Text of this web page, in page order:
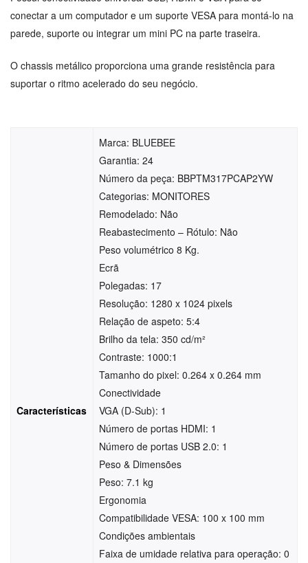
conectar a um computador e um suporte VESA para montá-lo na
parede, suporte ou integrar um mini PC na parte traseira.
O chassis metálico proporciona uma grande resistência para
suportar o ritmo acelerado do seu negócio.
Características
Marca: BLUEBEE
Garantia: 24
Número da peça: BBPTM317PCAP2YW
Categorias: MONITORES
Remodelado: Não
Reabastecimento – Rótulo: Não
Peso volumétrico 8 Kg.
Ecrã
Polegadas: 17
Resolução: 1280 x 1024 pixels
Relação de aspeto: 5:4
Brilho da tela: 350 cd/m²
Contraste: 1000:1
Tamanho do pixel: 0.264 x 0.264 mm
Conectividade
VGA (D-Sub): 1
Número de portas HDMI: 1
Número de portas USB 2.0: 1
Peso & Dimensões
Peso: 7.1 kg
Ergonomia
Compatibilidade VESA: 100 x 100 mm
Condições ambientais
Faixa de umidade relativa para operação: 0